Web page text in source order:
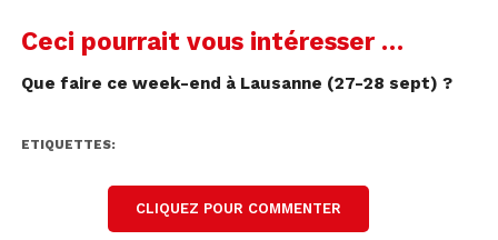
Ceci pourrait vous intéresser …
Que faire ce week-end à Lausanne (27-28 sept) ?
ETIQUETTES:
CLIQUEZ POUR COMMENTER